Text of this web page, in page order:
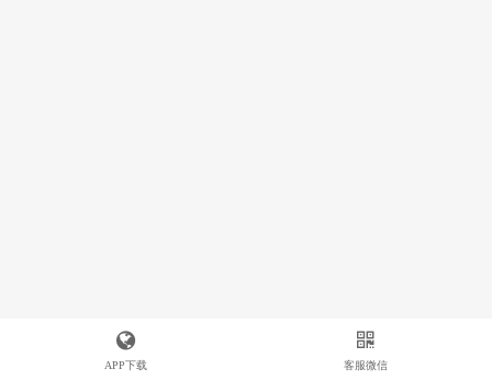
APP下载 客服微信